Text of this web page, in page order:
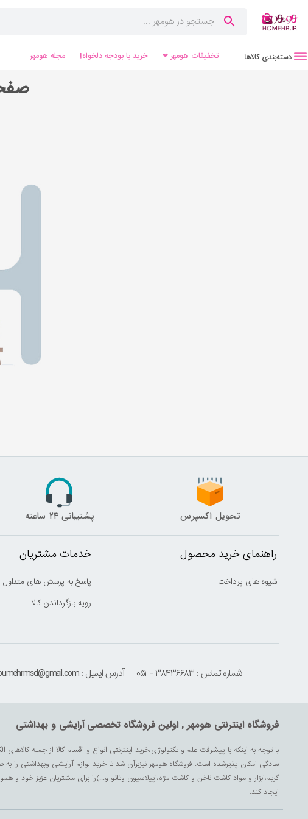
دسته‌بندی کالاها تخفیفات هومهر ❤ خرید با بودجه دلخواه! مجله هومهر
تحویل اکسپرس پشتیبانی ۲۴ ساعته
راهنمای خرید محصول
شیوه های پرداخت
خدمات مشتریان
پاسخ به پرسش های متداول
رویه بازگرداندن کالا
شماره تماس : ۳۸۴۳۶۶۸۳ - ۰۵۱ آدرس ایمیل : houmehrmsd@gmail.com
فروشگاه اینترنتی هومهر , اولین فروشگاه تخصصی آرایشی و بهداشتی
با توجه به اینکه با پیشرفت علم و تکنولوژی،خرید اینترنتی انواع و اقسام کالا از جمله
سادگی امکان پذیرشده است. فروشگاه هومهر نیزبرآن شد تا خرید لوازم آرایشی وبهداشتی را
گریم،ابزار و مواد کاشت ناخن و کاشت مژه،اپیلاسیون وتاتو و...)را برای مشتریان عزیز خود و
ایجاد کند.